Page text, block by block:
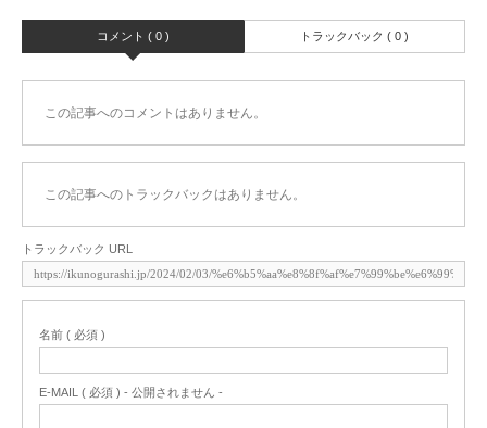
コメント ( 0 ) トラックバック ( 0 )
この記事へのコメントはありません。
この記事へのトラックバックはありません。
トラックバック URL
名前 ( 必須 )
E-MAIL ( 必須 ) - 公開されません -